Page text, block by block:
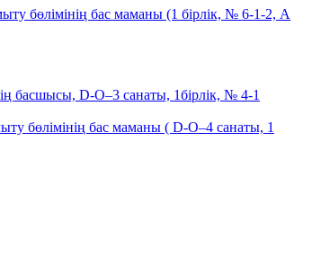
бөлімінің бас маманы (1 бірлік, № 6-1-2, А
басшысы, D-O–3 санаты, 1бірлік, № 4-1
бөлімінің бас маманы ( D-O–4 санаты, 1